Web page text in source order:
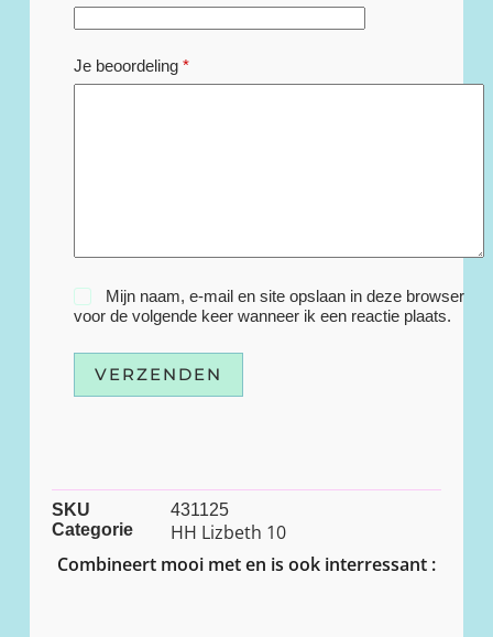
Je beoordeling *
Mijn naam, e-mail en site opslaan in deze browser
voor de volgende keer wanneer ik een reactie plaats.
VERZENDEN
SKU
431125
Categorie
HH Lizbeth 10
Combineert mooi met en is ook interressant :